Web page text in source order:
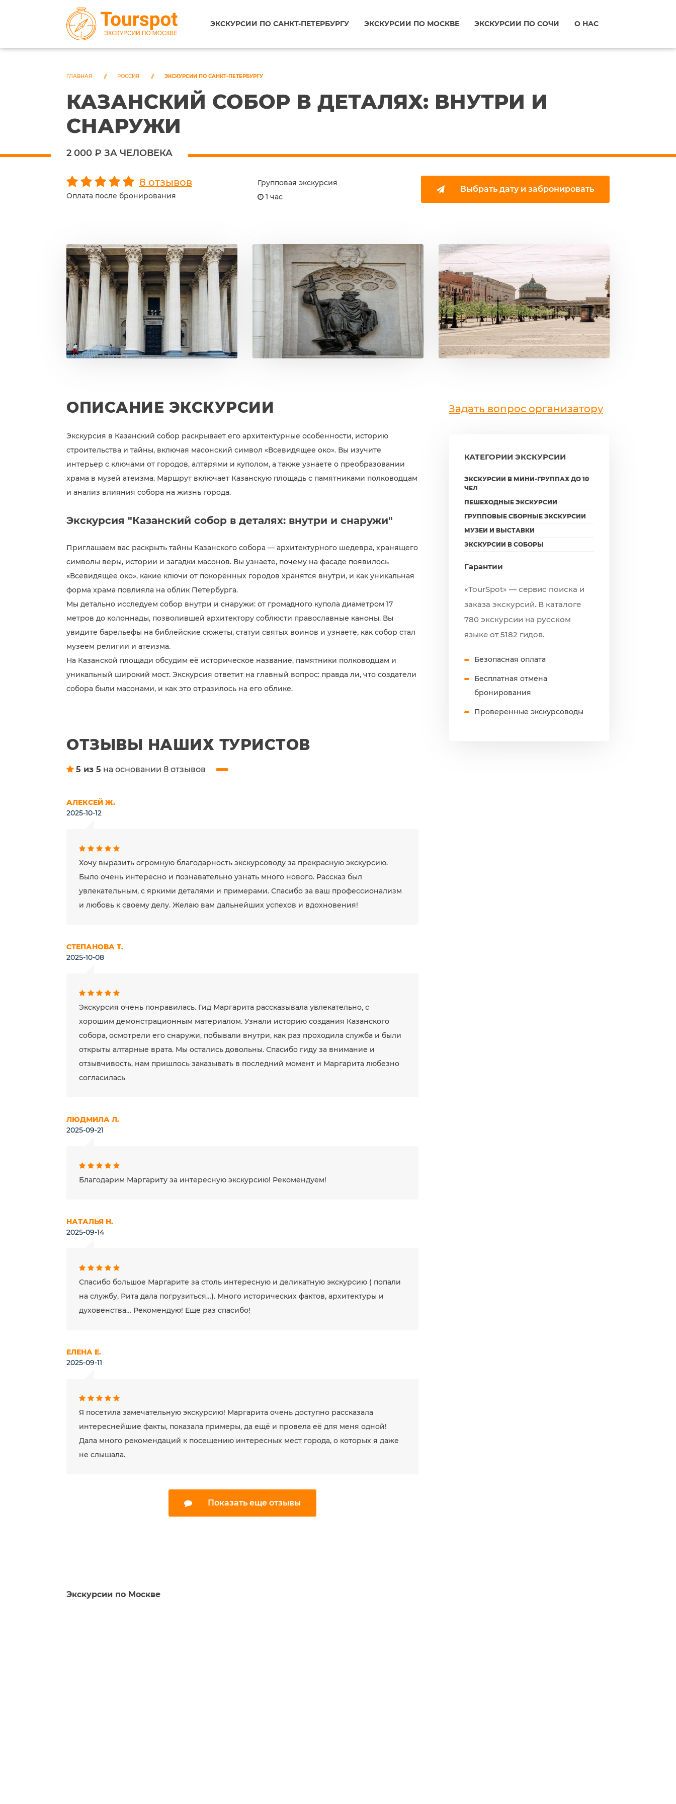
ЭКСКУРСИИ ПО САНКТ-ПЕТЕРБУРГУ ЭКСКУРСИИ ПО МОСКВЕ ЭКСКУРСИИ ПО СОЧИ О НАС
ГЛАВНАЯ РОССИЯ ЭКСКУРСИИ ПО САНКТ-ПЕТЕРБУРГУ
КАЗАНСКИЙ СОБОР В ДЕТАЛЯХ: ВНУТРИ И
СНАРУЖИ
2 000 ₽ ЗА ЧЕЛОВЕКА
8 отзывов
Оплата после бронирования
Групповая экскурсия
1 час
Выбрать дату и забронировать
ОПИСАНИЕ ЭКСКУРСИИ
Экскурсия в Казанский собор раскрывает его архитектурные особенности, историю
строительства и тайны, включая масонский символ «Всевидящее око». Вы изучите
интерьер с ключами от городов, алтарями и куполом, а также узнаете о преобразовании
храма в музей атеизма. Маршрут включает Казанскую площадь с памятниками полководцам
и анализ влияния собора на жизнь города.
Экскурсия "Казанский собор в деталях: внутри и снаружи"
Приглашаем вас раскрыть тайны Казанского собора — архитектурного шедевра, хранящего
символы веры, истории и загадки масонов. Вы узнаете, почему на фасаде появилось
«Всевидящее око», какие ключи от покорённых городов хранятся внутри, и как уникальная
форма храма повлияла на облик Петербурга.
Мы детально исследуем собор внутри и снаружи: от громадного купола диаметром 17
метров до колоннады, позволившей архитектору соблюсти православные каноны. Вы
увидите барельефы на библейские сюжеты, статуи святых воинов и узнаете, как собор стал
музеем религии и атеизма.
На Казанской площади обсудим её историческое название, памятники полководцам и
уникальный широкий мост. Экскурсия ответит на главный вопрос: правда ли, что создатели
собора были масонами, и как это отразилось на его облике.
ОТЗЫВЫ НАШИХ ТУРИСТОВ
5 из 5 на основании 8 отзывов
АЛЕКСЕЙ Ж.
2025-10-12
Хочу выразить огромную благодарность экскурсоводу за прекрасную экскурсию.
Было очень интересно и познавательно узнать много нового. Рассказ был
увлекательным, с яркими деталями и примерами. Спасибо за ваш профессионализм
и любовь к своему делу. Желаю вам дальнейших успехов и вдохновения!
СТЕПАНОВА Т.
2025-10-08
Экскурсия очень понравилась. Гид Маргарита рассказывала увлекательно, с
хорошим демонстрационным материалом. Узнали историю создания Казанского
собора, осмотрели его снаружи, побывали внутри, как раз проходила служба и были
открыты алтарные врата. Мы остались довольны. Спасибо гиду за внимание и
отзывчивость, нам пришлось заказывать в последний момент и Маргарита любезно
согласилась
ЛЮДМИЛА Л.
2025-09-21
Благодарим Маргариту за интересную экскурсию! Рекомендуем!
НАТАЛЬЯ Н.
2025-09-14
Спасибо большое Маргарите за столь интересную и деликатную экскурсию ( попали
на службу, Рита дала погрузиться…). Много исторических фактов, архитектуры и
духовенства… Рекомендую! Еще раз спасибо!
ЕЛЕНА Е.
2025-09-11
Я посетила замечательную экскурсию! Маргарита очень доступно рассказала
интереснейшие факты, показала примеры, да ещё и провела её для меня одной!
Дала много рекомендаций к посещению интересных мест города, о которых я даже
не слышала.
Показать еще отзывы
Задать вопрос организатору
КАТЕГОРИИ ЭКСКУРСИИ
ЭКСКУРСИИ В МИНИ-ГРУППАХ ДО 10
ЧЕЛ
ПЕШЕХОДНЫЕ ЭКСКУРСИИ
ГРУППОВЫЕ СБОРНЫЕ ЭКСКУРСИИ
МУЗЕИ И ВЫСТАВКИ
ЭКСКУРСИИ В СОБОРЫ
Гарантии
«TourSpot» — сервис поиска и
заказа экскурсий. В каталоге
780 экскурсии на русском
языке от 5182 гидов.
Безопасная оплата
Бесплатная отмена
бронирования
Проверенные экскурсоводы
Экскурсии по Москве